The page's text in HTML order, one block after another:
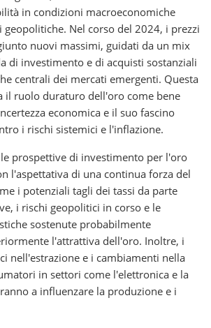
in condizioni macroeconomiche
Nel corso del 2024, i prezzi
nuovi massimi, guidati da un mix
di investimento e di acquisti sostanziali
centrali dei mercati emergenti. Questa
il ruolo duraturo dell'oro come bene
economica e il suo fascino
i rischi sistemici e l'inflazione.
prospettive di investimento per l'oro
l'aspettativa di una continua forza del
i potenziali tagli dei tassi da parte
i rischi geopolitici in corso e le
sostenute probabilmente
l'attrattiva dell'oro. Inoltre, i
nell'estrazione e i cambiamenti nella
in settori come l'elettronica e la
a influenzare la produzione e i